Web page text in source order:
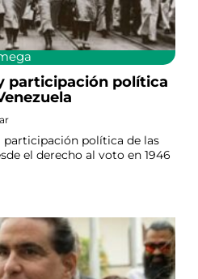
participación política
política de las
el derecho al voto en 1946